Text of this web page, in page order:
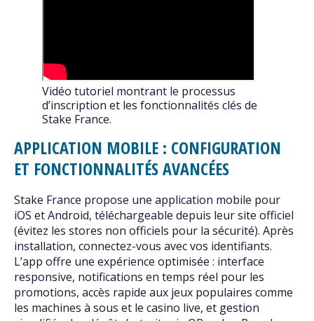
Vidéo tutoriel montrant le processus
d’inscription et les fonctionnalités clés de
Stake France.
APPLICATION MOBILE : CONFIGURATION
ET FONCTIONNALITÉS AVANCÉES
Stake France propose une application mobile pour
iOS et Android, téléchargeable depuis leur site officiel
(évitez les stores non officiels pour la sécurité). Après
installation, connectez-vous avec vos identifiants.
L’app offre une expérience optimisée : interface
responsive, notifications en temps réel pour les
promotions, accès rapide aux jeux populaires comme
les machines à sous et le casino live, et gestion